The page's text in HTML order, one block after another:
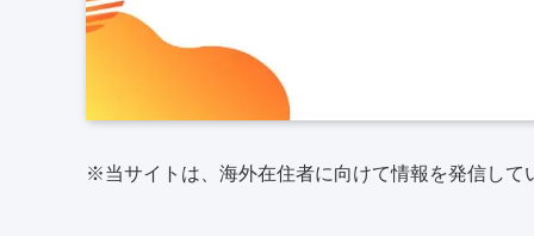
※当サイトは、海外在住者に向けて情報を発信して